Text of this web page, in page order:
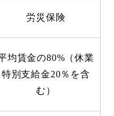
労災保険
均賃金の80%（休業
特別支給金20％を含
む）